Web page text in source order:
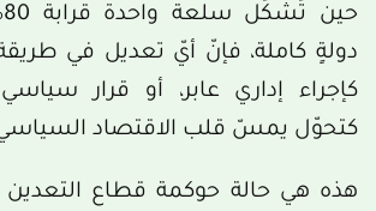
دولةٍ كاملة، فإنّ أيّ تعديل في طريقة
كإجراء إداري عابر، أو قرار
كتحوّل يمسّ قلب الاقتصاد السياسي
هذه هي حالة حوكمة قطاع